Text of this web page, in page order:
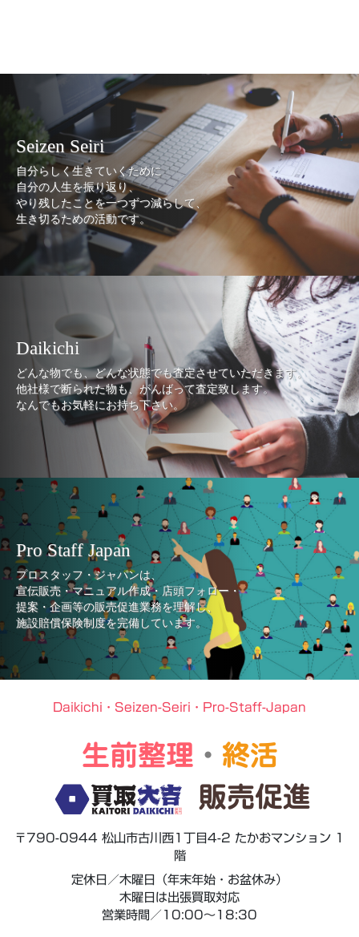
Seizen Seiri
自分らしく生きていくために
自分の人生を振り返り、
やり残したことを一つずつ減らして、
生き切るための活動です。
Daikichi
どんな物でも、どんな状態でも査定させていただきます。
他社様で断られた物も、がんばって査定致します。
なんでもお気軽にお持ち下さい。
Pro Staff Japan
プロスタッフ・ジャパンは、
宣伝販売・マニュアル作成・店頭フォロー・
提案・企画等の販売促進業務を理解し、
施設賠償保険制度を完備しています。
Daikichi・Seizen-Seiri・Pro-Staff-Japan
生前整理 ・ 終活
販売促進
〒790-0944 松山市古川西1丁目4-2 たかおマンション 1
階
定休日／木曜日（年末年始・お盆休み）
木曜日は出張買取対応
営業時間／10:00～18:30